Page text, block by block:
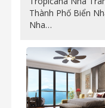
Thành Phố Biển
Nha…